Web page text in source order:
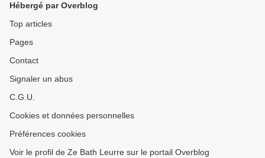
Hébergé par Overblog
Top articles
Pages
Contact
Signaler un abus
C.G.U.
Cookies et données personnelles
Préférences cookies
Voir le profil de Ze Bath Leurre sur le portail Overblog